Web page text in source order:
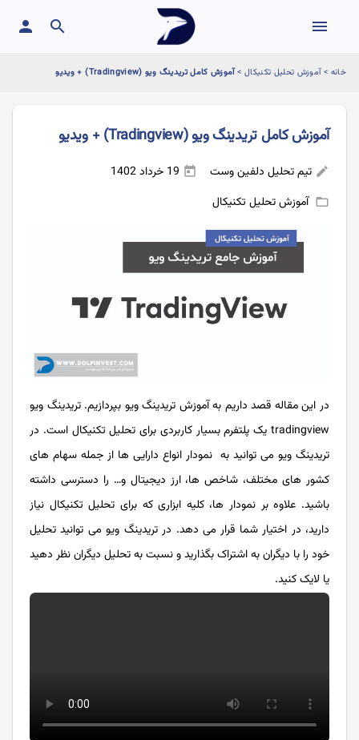
menu
search
person
خانه >آموزش تحلیل تکنیکال >آموزش کامل تریدینگ ویو (Tradingview) + ویدیو
آموزش کامل تریدینگ ویو (Tradingview) + ویدیو
edit تیم تحلیل دلفین وست today
folder_open آموزش تحلیل تکنیکال
در این مقاله قصد داریم به آموزش تریدینگ ویو بپردازیم. تریدینگ ویو
tradingview یک پلتفرم بسیار کاربردی برای تحلیل تکنیکال است. در
تریدینگ ویو می توانید به نمودار انواع دارایی ها از جمله سهام های
کشور های مختلف، شاخص ها، ارز دیجیتال و… را دسترسی داشته
باشید. علاوه بر نمودار ها، کلیه ابزاری که برای تحلیل تکنیکال نیاز
دارید، در اختیار شما قرار می دهد. در تریدینگ ویو می توانید تحلیل
خود را با دیگران به اشتراک بگذارید و نسبت به تحلیل دیگران نظر دهید
یا لایک کنید.